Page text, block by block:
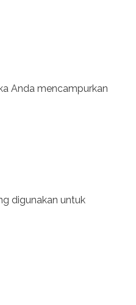
Anda mencampurkan
digunakan untuk